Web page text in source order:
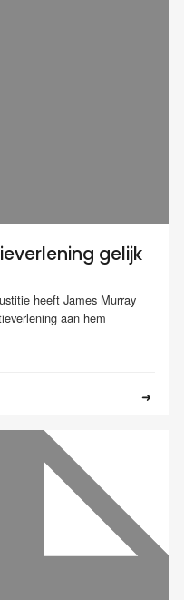
gelijk
heeft James Murray
aan hem